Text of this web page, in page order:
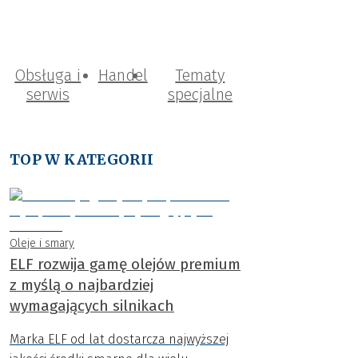
Obsługa i
serwis
Handel
Tematy
specjalne
TOP W KATEGORII
Oleje i smary
ELF rozwija gamę olejów premium
z myślą o najbardziej
wymagających silnikach
Marka ELF od lat dostarcza najwyższej